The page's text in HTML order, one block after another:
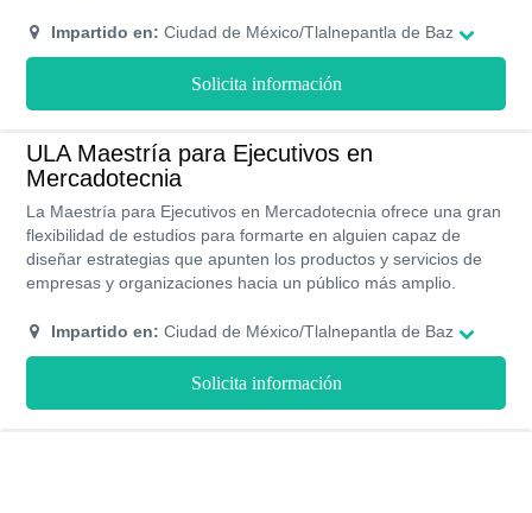
Impartido en: Ciudad de México/Tlalnepantla de Baz
Solicita información
ULA Maestría para Ejecutivos en
Mercadotecnia
La Maestría para Ejecutivos en Mercadotecnia ofrece una gran
flexibilidad de estudios para formarte en alguien capaz de
diseñar estrategias que apunten los productos y servicios de
empresas y organizaciones hacia un público más amplio.
Impartido en: Ciudad de México/Tlalnepantla de Baz
Solicita información